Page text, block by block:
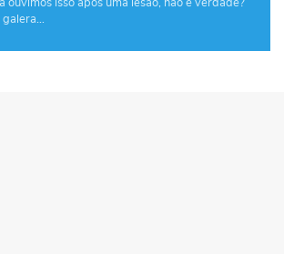
ouvimos isso após uma lesão, não é verdade?
galera…